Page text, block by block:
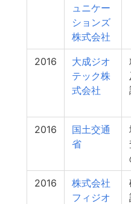
ュニケー
ションズ
株式会社
2016
大成ジオ
テック株
式会社
2016
国土交通
省
2016
株式会社
フィジオ